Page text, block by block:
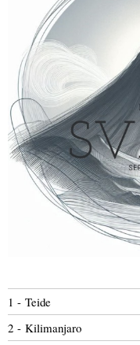
1 - Teide
2 - Kilimanjaro